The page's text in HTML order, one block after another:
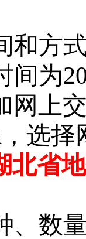
和方
间为
网上
，选
北省
、数